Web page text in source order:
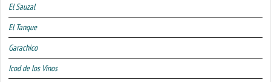
El Sauzal
El Tanque
Garachico
Icod de los Vinos